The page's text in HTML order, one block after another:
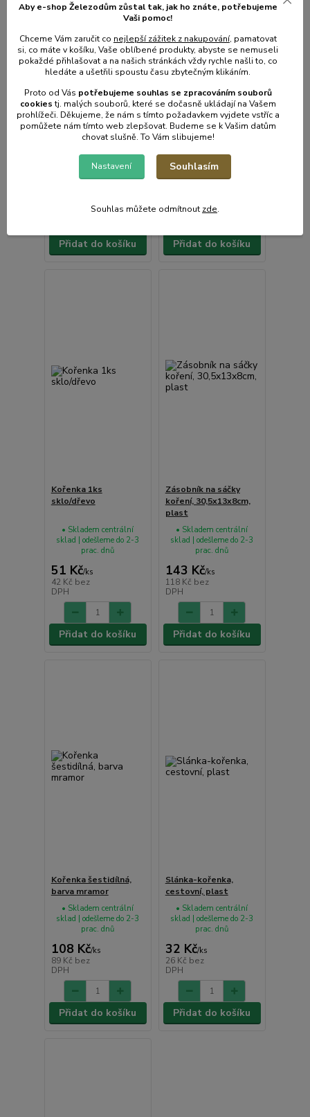
Slánka+pepř. 2-dílná,
4x4x9cm,sklo+NR
77 Kč/bal
• Skladem centrální
prac. dnů
Přidat do košíku
Slánka+pepř. 3-dílná,
stojánek,sklo+NR
208 Kč/bal
• Skladem centrální
prac. dnů
Přidat do košíku
Kořenka 1ks
sklo/dřevo
51 Kč/ks
42 Kč bez
DPH
• Skladem centrální
sklad | odešleme do 2-3
prac. dnů
Přidat do košíku
Zásobník na sáčky
koření, 30,5x13x8cm,
plast
143 Kč/ks
118 Kč bez
DPH
• Skladem centrální
sklad | odešleme do 2-3
prac. dnů
Přidat do košíku
Kořenka šestidílná,
barva mramor
108 Kč/ks
89 Kč bez
DPH
• Skladem centrální
sklad | odešleme do 2-3
prac. dnů
Přidat do košíku
Slánka-kořenka,
cestovní, plast
32 Kč/ks
26 Kč bez
DPH
• Skladem centrální
sklad | odešleme do 2-3
prac. dnů
Přidat do košíku
Aby e-shop Železodům zůstal tak, jak ho znáte, potřebujeme
Vaši pomoc!
Chceme Vám zaručit co nejlepší zážitek z nakupování, pamatovat
si, co máte v košíku, Vaše oblíbené produkty, abyste se nemuseli
pokaždé přihlašovat a na našich stránkách vždy rychle našli to, co
hledáte a ušetřili spoustu času zbytečným klikáním.
Proto od Vás potřebujeme souhlas se zpracováním souborů
cookiestj. malých souborů, které se dočasně ukládají na Vašem
prohlížeči. Děkujeme, že nám s tímto požadavkem vyjdete vstříc a
pomůžete nám tímto web zlepšovat. Budeme se k Vašim datům
chovat slušně. To Vám slibujeme!
Nastavení Souhlasím
Souhlas můžete odmítnout zde.